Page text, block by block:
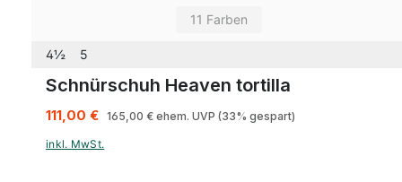
11 Farben
4½ 5
Schnürschuh Heaven tortilla
111,00 € 165,00 € ehem. UVP (33% gespart)
inkl. MwSt.